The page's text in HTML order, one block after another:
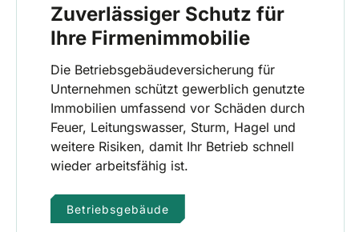
Zuverlässiger Schutz für
Ihre Firmenimmobilie
Die Betriebsgebäudeversicherung für
Unternehmen schützt gewerblich genutzte
Immobilien umfassend vor Schäden durch
Feuer, Leitungswasser, Sturm, Hagel und
weitere Risiken, damit Ihr Betrieb schnell
wieder arbeitsfähig ist.
Betriebsgebäude